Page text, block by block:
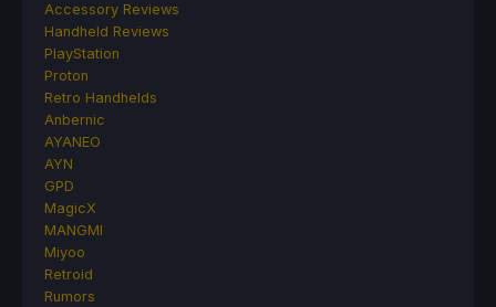
Accessory Reviews
Handheld Reviews
PlayStation
Proton
Retro Handhelds
Anbernic
AYANEO
AYN
GPD
MagicX
MANGMI
Miyoo
Retroid
Rumors